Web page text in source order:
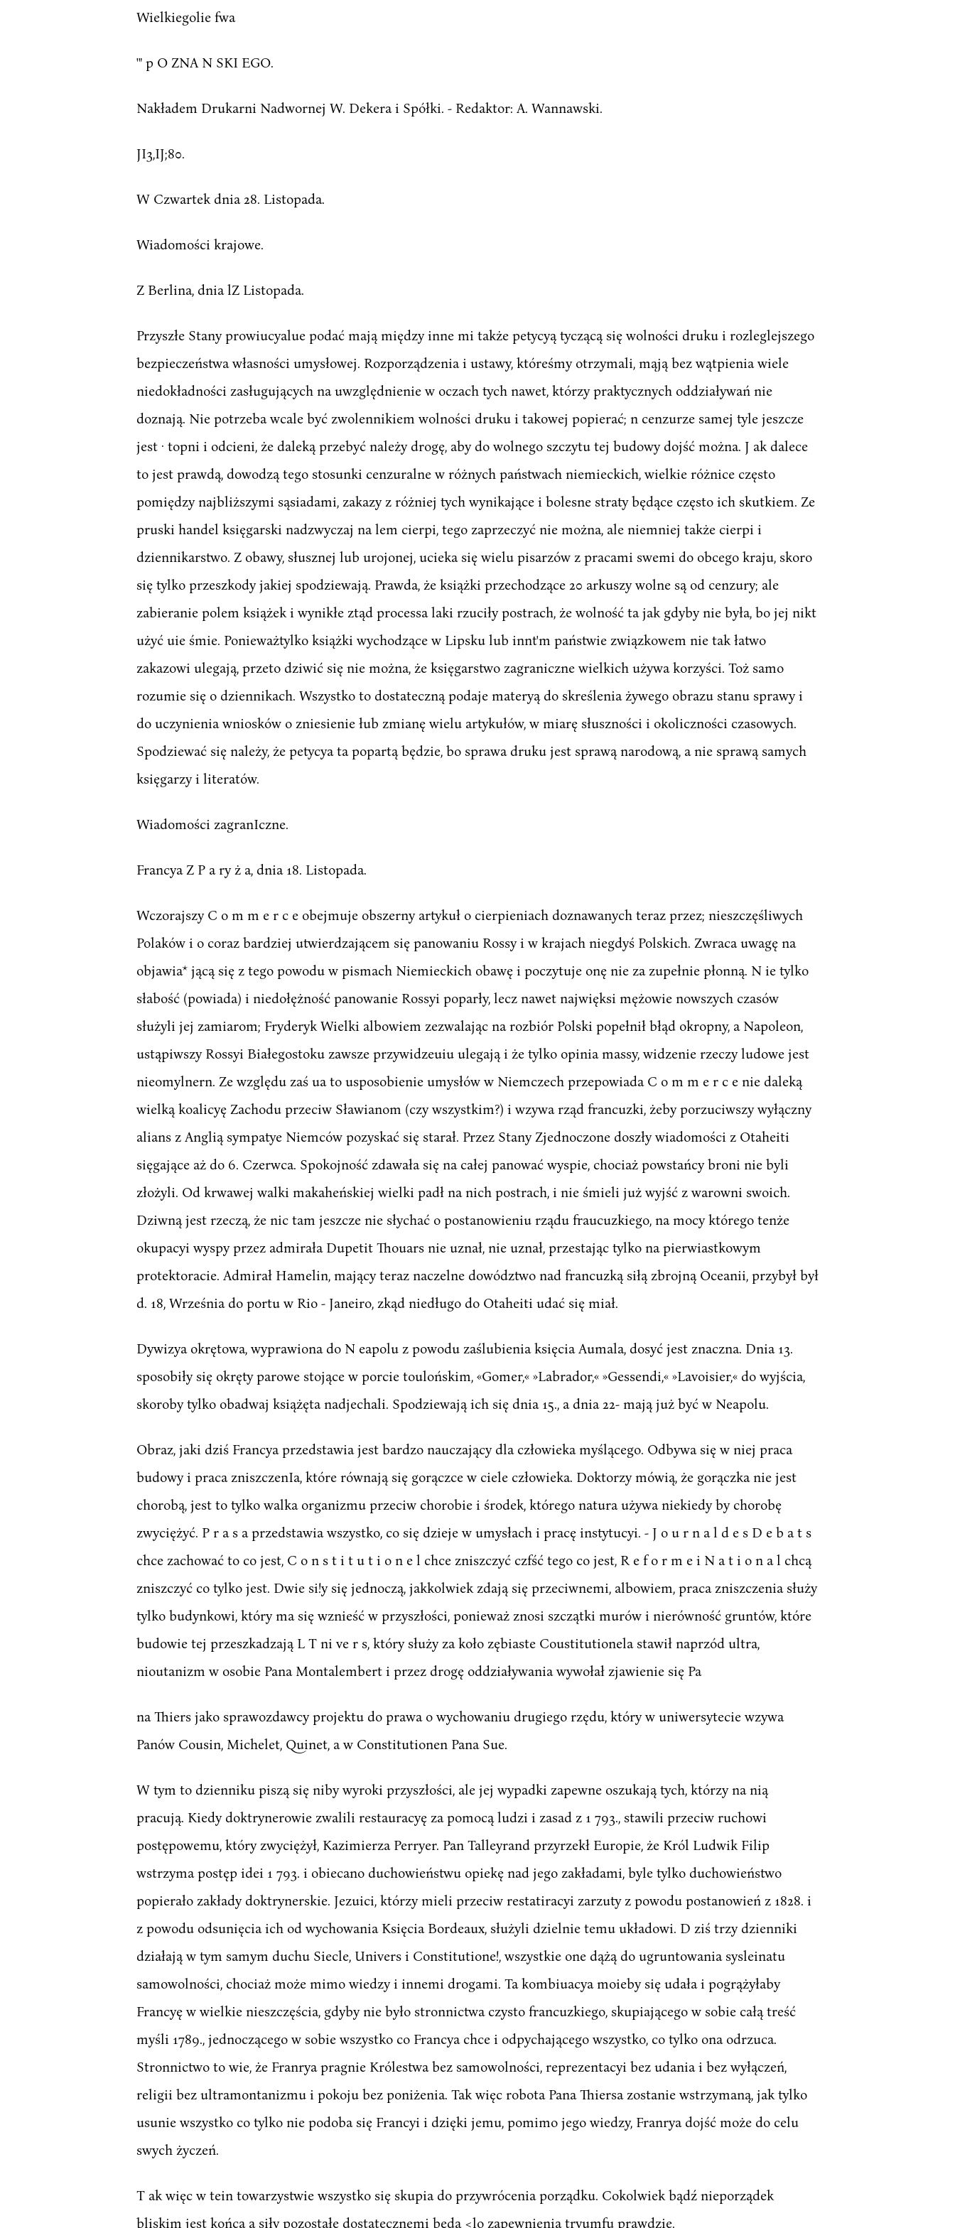
Wielkiegolie fwa
'" p O ZNA N SKI EGO.
Nakładem Drukarni Nadwornej W. Dekera i Spółki. - Redaktor: A. Wannawski.
JI3,IJ;80.
W Czwartek dnia 28. Listopada.
Wiadomości krajowe.
Z Berlina, dnia lZ Listopada.
Przyszłe Stany prowiucyalue podać mają między inne mi także petycyą tyczącą się wolności druku i rozleglejszego
bezpieczeństwa własności umysłowej. Rozporządzenia i ustawy, któreśmy otrzymali, mąją bez wątpienia wiele
niedokładności zasługujących na uwzględnienie w oczach tych nawet, którzy praktycznych oddziaływań nie
doznają. Nie potrzeba wcale być zwolennikiem wolności druku i takowej popierać; n cenzurze samej tyle jeszcze
jest · topni i odcieni, że daleką przebyć należy drogę, aby do wolnego szczytu tej budowy dojść można. J ak dalece
to jest prawdą, dowodzą tego stosunki cenzuralne w różnych państwach niemieckich, wielkie różnice często
pomiędzy najbliższymi sąsiadami, zakazy z różniej tych wynikające i bolesne straty będące często ich skutkiem. Ze
pruski handel księgarski nadzwyczaj na lem cierpi, tego zaprzeczyć nie można, ale niemniej także cierpi i
dziennikarstwo. Z obawy, słusznej lub urojonej, ucieka się wielu pisarzów z pracami swemi do obcego kraju, skoro
się tylko przeszkody jakiej spodziewają. Prawda, że książki przechodzące 20 arkuszy wolne są od cenzury; ale
zabieranie polem książek i wynikłe ztąd processa laki rzuciły postrach, że wolność ta jak gdyby nie była, bo jej nikt
użyć uie śmie. Ponieważtylko książki wychodzące w Lipsku lub innt'm państwie związkowem nie tak łatwo
zakazowi ulegają, przeto dziwić się nie można, że księgarstwo zagraniczne wielkich używa korzyści. Toż samo
rozumie się o dziennikach. Wszystko to dostateczną podaje materyą do skreślenia żywego obrazu stanu sprawy i
do uczynienia wniosków o zniesienie łub zmianę wielu artykułów, w miarę słuszności i okoliczności czasowych.
Spodziewać się należy, że petycya ta popartą będzie, bo sprawa druku jest sprawą narodową, a nie sprawą samych
księgarzy i literatów.
Wiadomości zagranIczne.
Francya Z P a ry ż a, dnia 18. Listopada.
Wczorajszy C o m m e r c e obejmuje obszerny artykuł o cierpieniach doznawanych teraz przez; nieszczęśliwych
Polaków i o coraz bardziej utwierdzającem się panowaniu Rossy i w krajach niegdyś Polskich. Zwraca uwagę na
objawia* jącą się z tego powodu w pismach Niemieckich obawę i poczytuje onę nie za zupełnie płonną. N ie tylko
słabość (powiada) i niedołężność panowanie Rossyi poparły, lecz nawet najwięksi mężowie nowszych czasów
służyli jej zamiarom; Fryderyk Wielki albowiem zezwalając na rozbiór Polski popełnił błąd okropny, a Napoleon,
ustąpiwszy Rossyi Białegostoku zawsze przywidzeuiu ulegają i że tylko opinia massy, widzenie rzeczy ludowe jest
nieomylnern. Ze względu zaś ua to usposobienie umysłów w Niemczech przepowiada C o m m e r c e nie daleką
wielką koalicyę Zachodu przeciw Sławianom (czy wszystkim?) i wzywa rząd francuzki, żeby porzuciwszy wyłączny
alians z Anglią sympatye Niemców pozyskać się starał. Przez Stany Zjednoczone doszły wiadomości z Otaheiti
sięgające aż do 6. Czerwca. Spokojność zdawała się na całej panować wyspie, chociaż powstańcy broni nie byli
złożyli. Od krwawej walki makaheńskiej wielki padł na nich postrach, i nie śmieli już wyjść z warowni swoich.
Dziwną jest rzeczą, że nic tam jeszcze nie słychać o postanowieniu rządu fraucuzkiego, na mocy którego tenże
okupacyi wyspy przez admirała Dupetit Thouars nie uznał, nie uznał, przestając tylko na pierwiastkowym
protektoracie. Admirał Hamelin, mający teraz naczelne dowództwo nad francuzką siłą zbrojną Oceanii, przybył był
d. 18, Września do portu w Rio - Janeiro, zkąd niedługo do Otaheiti udać się miał.
Dywizya okrętowa, wyprawiona do N eapolu z powodu zaślubienia księcia Aumala, dosyć jest znaczna. Dnia 13.
sposobiły się okręty parowe stojące w porcie toulońskim, «Gomer,« »Labrador,« »Gessendi,« »Lavoisier,« do wyjścia,
skoroby tylko obadwaj książęta nadjechali. Spodziewają ich się dnia 15., a dnia 22- mają już być w Neapolu.
Obraz, jaki dziś Francya przedstawia jest bardzo nauczający dla człowieka myślącego. Odbywa się w niej praca
budowy i praca zniszczenIa, które równają się gorączce w ciele człowieka. Doktorzy mówią, że gorączka nie jest
chorobą, jest to tylko walka organizmu przeciw chorobie i środek, którego natura używa niekiedy by chorobę
zwyciężyć. P r a s a przedstawia wszystko, co się dzieje w umysłach i pracę instytucyi. - J o u r n a l d e s D e b a t s
chce zachować to co jest, C o n s t i t u t i o n e l chce zniszczyć czfść tego co jest, R e f o r m e i N a t i o n a l chcą
zniszczyć co tylko jest. Dwie si!y się jednoczą, jakkolwiek zdają się przeciwnemi, albowiem, praca zniszczenia służy
tylko budynkowi, który ma się wznieść w przyszłości, ponieważ znosi szczątki murów i nierówność gruntów, które
budowie tej przeszkadzają L T ni ve r s, który służy za koło zębiaste Coustitutionela stawił naprzód ultra,
nioutanizm w osobie Pana Montalembert i przez drogę oddziaływania wywołał zjawienie się Pa
na Thiers jako sprawozdawcy projektu do prawa o wychowaniu drugiego rzędu, który w uniwersytecie wzywa
Panów Cousin, Michelet, Quinet, a w Constitutionen Pana Sue.
W tym to dzienniku piszą się niby wyroki przyszłości, ale jej wypadki zapewne oszukają tych, którzy na nią
pracują. Kiedy doktrynerowie zwalili restauracyę za pomocą ludzi i zasad z 1 793., stawili przeciw ruchowi
postępowemu, który zwyciężył, Kazimierza Perryer. Pan Talleyrand przyrzekł Europie, że Król Ludwik Filip
wstrzyma postęp idei 1 793. i obiecano duchowieństwu opiekę nad jego zakładami, byle tylko duchowieństwo
popierało zakłady doktrynerskie. Jezuici, którzy mieli przeciw restatiracyi zarzuty z powodu postanowień z 1828. i
z powodu odsunięcia ich od wychowania Księcia Bordeaux, służyli dzielnie temu układowi. D ziś trzy dzienniki
działają w tym samym duchu Siecle, Univers i Constitutione!, wszystkie one dążą do ugruntowania sysleinatu
samowolności, chociaż może mimo wiedzy i innemi drogami. Ta kombiuacya moieby się udała i pogrążyłaby
Francyę w wielkie nieszczęścia, gdyby nie było stronnictwa czysto francuzkiego, skupiającego w sobie całą treść
myśli 1789., jednoczącego w sobie wszystko co Francya chce i odpychającego wszystko, co tylko ona odrzuca.
Stronnictwo to wie, że Franrya pragnie Królestwa bez samowolności, reprezentacyi bez udania i bez wyłączeń,
religii bez ultramontanizmu i pokoju bez poniżenia. Tak więc robota Pana Thiersa zostanie wstrzymaną, jak tylko
usunie wszystko co tylko nie podoba się Francyi i dzięki jemu, pomimo jego wiedzy, Franrya dojść może do celu
swych życzeń.
T ak więc w tein towarzystwie wszystko się skupia do przywrócenia porządku. Cokolwiek bądź nieporządek
bliskim jest końca a siły pozostałe dostatecznemi będą <lo zapewnienia tryumfu prawdzie.